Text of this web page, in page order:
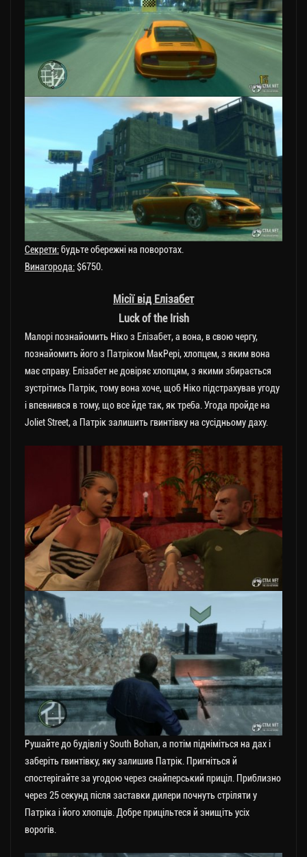
Секрети:будьте обережні на поворотах.
Винагорода:$6750.
Місії від Елізабет
Luck of the Irish
Малорі познайомить Ніко з Елізабет, а вона, в свою чергу,
познайомить його з Патріком МакРері, хлопцем, з яким вона
має справу. Елізабет не довіряє хлопцям, з якими збирається
зустрітись Патрік, тому вона хоче, щоб Ніко підстрахував угоду
і впевнився в тому, що все йде так, як треба. Угода пройде на
Joliet Street, а Патрік залишить гвинтівку на сусідньому даху.
Рушайте до будівлі у South Bohan, а потім підніміться на дах і
заберіть гвинтівку, яку залишив Патрік. Пригніться й
спостерігайте за угодою через снайперський приціл. Приблизно
через 25 секунд після заставки дилери почнуть стріляти у
Патріка і його хлопців. Добре прицільтеся й знищіть усіх
ворогів.